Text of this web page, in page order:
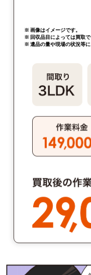
※ 画像はイメージです。
※ 回収品目によっては買取で
※ 遺品の量や現場の状況等に